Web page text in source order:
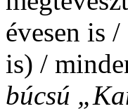
évesen is
is) /
búcsú